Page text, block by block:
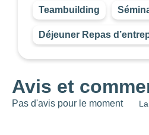
Teambuilding
Déjeuner Repas
Avis et
Pas d'avis pour le moment
BUDGET PAR
PERSONNE